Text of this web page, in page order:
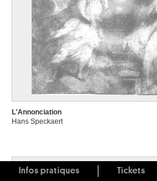
L'Annonciation
Hans Speckaert
Infos pratiques Tickets